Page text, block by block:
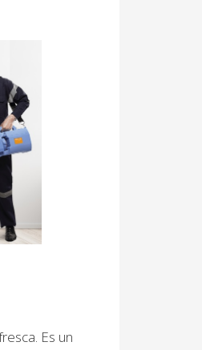
Es un